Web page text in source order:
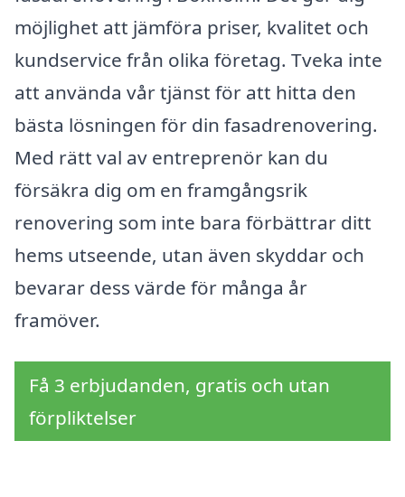
möjlighet att jämföra priser, kvalitet och
kundservice från olika företag. Tveka inte
att använda vår tjänst för att hitta den
bästa lösningen för din fasadrenovering.
Med rätt val av entreprenör kan du
försäkra dig om en framgångsrik
renovering som inte bara förbättrar ditt
hems utseende, utan även skyddar och
bevarar dess värde för många år
framöver.
Få 3 erbjudanden, gratis och utan
förpliktelser